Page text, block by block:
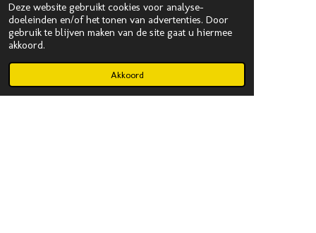
Deze website gebruikt cookies voor analyse-
doeleinden en/of het tonen van advertenties. Door
gebruik te blijven maken van de site gaat u hiermee
akkoord.
Akkoord